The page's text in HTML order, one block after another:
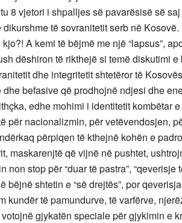
8 vjetori i shpalljes së pavarësisë së
të sovranitetit serb në Kosovë.
A kemi të bëjmë me një “lapsus”,
dëshiron të rikthejë si temë diskutimi e
dhe integritetit shtetëror të
befasive që prodhojnë ndjesi dhe
edhe mohimi i identitetit kombëtar
për nacionalizmin, për vetëvendosjen,
përpiqen të kthejnë kohën e
maskarenjtë që vijnë në pushtet,
stop për “duar të pastra”, “qeverisje
bëjnë shtetin e “së drejtës”, por
kundër të pamundurve, të varfërve,
gjykatën speciale për gjykimin e